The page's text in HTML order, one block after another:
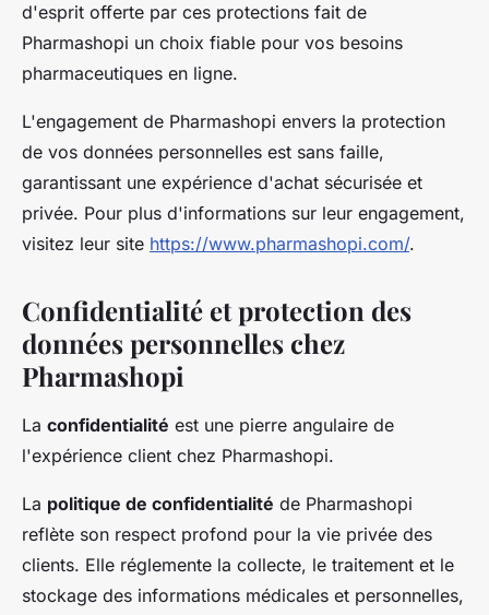
d'esprit offerte par ces protections fait de
Pharmashopi un choix fiable pour vos besoins
pharmaceutiques en ligne.
L'engagement de Pharmashopi envers la protection
de vos données personnelles est sans faille,
garantissant une expérience d'achat sécurisée et
privée. Pour plus d'informations sur leur engagement,
visitez leur site https://www.pharmashopi.com/.
Confidentialité et protection des
données personnelles chez
Pharmashopi
La confidentialité est une pierre angulaire de
l'expérience client chez Pharmashopi.
La politique de confidentialité de Pharmashopi
reflète son respect profond pour la vie privée des
clients. Elle réglemente la collecte, le traitement et le
stockage des informations médicales et personnelles,